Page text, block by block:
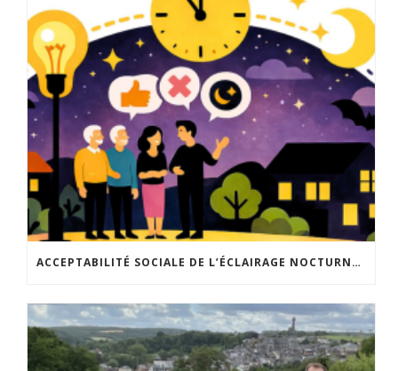
ACCEPTABILITÉ SOCIALE DE L’ÉCLAIRAGE NOCTURNE : LE REPLAY EST DISPONIBLE